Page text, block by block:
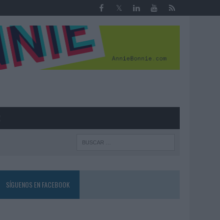
SÍGUENOS EN FACEBOOK